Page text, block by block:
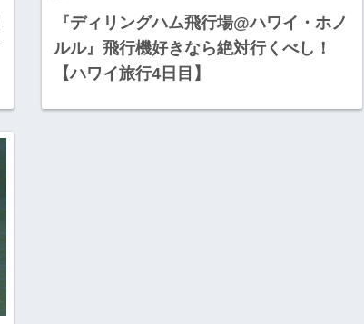
『ディリングハム飛行場@ハワイ・ホノ
ルル』飛行機好きなら絶対行くべし！
【ハワイ旅行4日目】